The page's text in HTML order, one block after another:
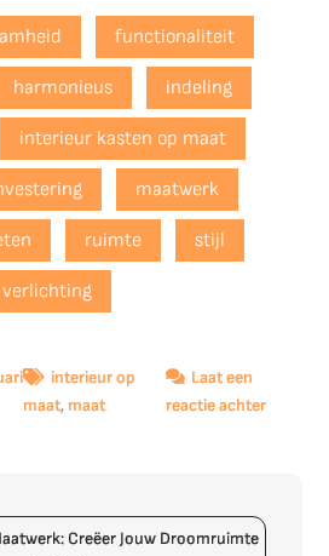
functionaliteit
harmonieus indeling
interieur kasten op maat
maatwerk
ruimte stijl
verlichting
interieur op
maat,maat
Laat een
reactie achterop
Creëer Jouw Droomruimte